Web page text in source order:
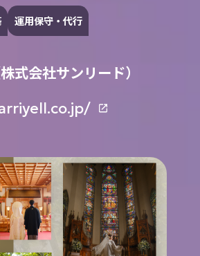
シー
運用保守・代行
式会社サンリード）